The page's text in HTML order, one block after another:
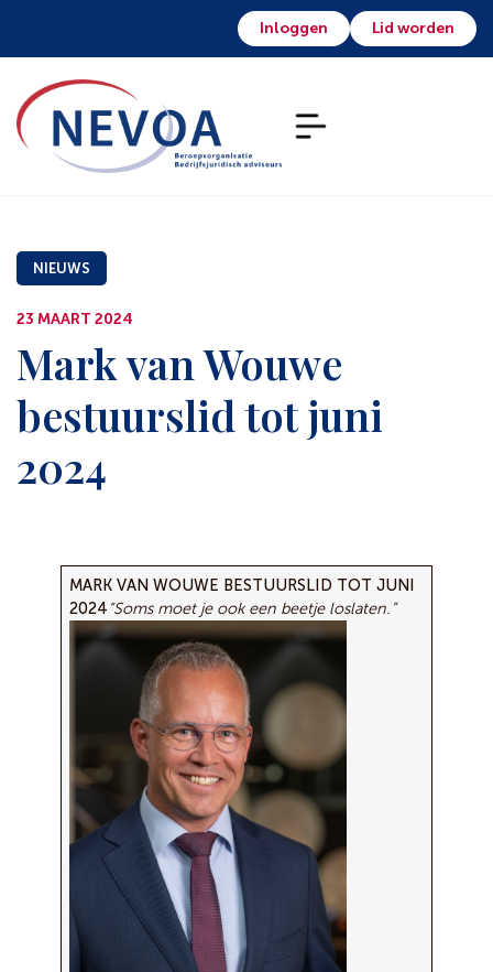
Inloggen Lid worden
NIEUWS
23 MAART 2024
Mark van Wouwe
bestuurslid tot juni
2024
MARK VAN WOUWE BESTUURSLID TOT JUNI
2024 “Soms moet je ook een beetje loslaten.”